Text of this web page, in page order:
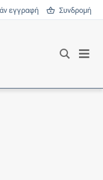
εγγραφή Συνδρομή